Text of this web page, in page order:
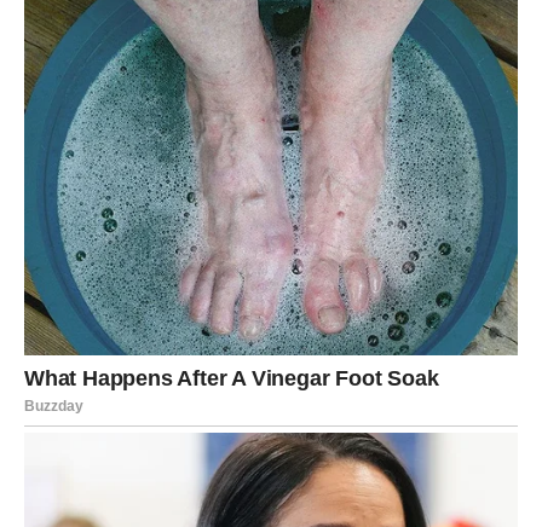
Prepoznajte laži i manipulaciju: Zlonamjerni ljudi često koriste
laži i manipulaciju kako bi postigli svoje ciljeve. Pazite na
znakove prevare i ne dozvolite da vas zavaraju.
Analizirajte njihove odnose s drugima: način na koji se osoba
odnosi prema drugima, posebno onima u ranjivim situacijama,
može otkriti mnogo o njenom karakteru. Ako osoba nema
empatiju i poštovanje prema drugima, to može biti znak zla.
Razmislite o njihovoj prošlosti: istorija neke osobe može otkriti